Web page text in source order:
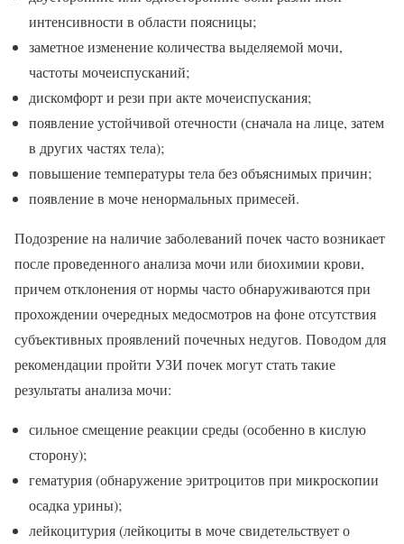
интенсивности в области поясницы;
заметное изменение количества выделяемой мочи,
частоты мочеиспусканий;
дискомфорт и рези при акте мочеиспускания;
появление устойчивой отечности (сначала на лице, затем
в других частях тела);
повышение температуры тела без объяснимых причин;
появление в моче ненормальных примесей.
Подозрение на наличие заболеваний почек часто возникает
после проведенного анализа мочи или биохимии крови,
причем отклонения от нормы часто обнаруживаются при
прохождении очередных медосмотров на фоне отсутствия
субъективных проявлений почечных недугов. Поводом для
рекомендации пройти УЗИ почек могут стать такие
результаты анализа мочи:
сильное смещение реакции среды (особенно в кислую
сторону);
гематурия (обнаружение эритроцитов при микроскопии
осадка урины);
лейкоцитурия (лейкоциты в моче свидетельствует о